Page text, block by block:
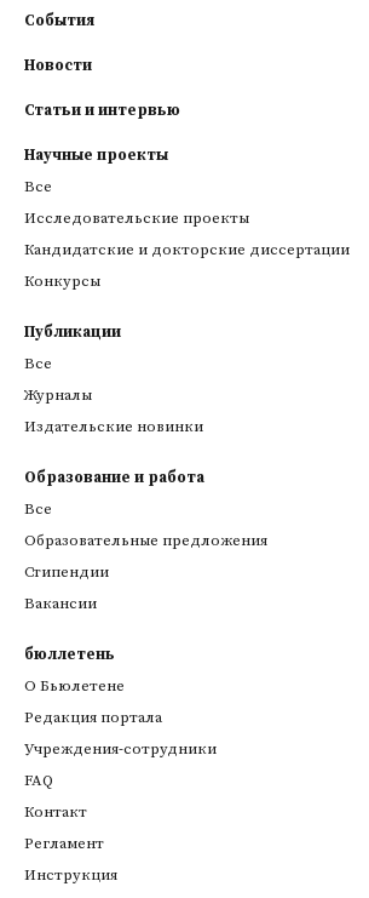
События
Новости
Статьи и интервью
Научные проекты
Все
Исследовательские проекты
Кандидатские и докторские диссертации
Конкурсы
Публикации
Все
Журналы
Издательские новинки
Образование и работа
Все
Образовательные предложения
Стипендии
Вакансии
бюллетень
О Бьюлетене
Редакция портала
Учреждения-сотрудники
FAQ
Контакт
Регламент
Инструкция